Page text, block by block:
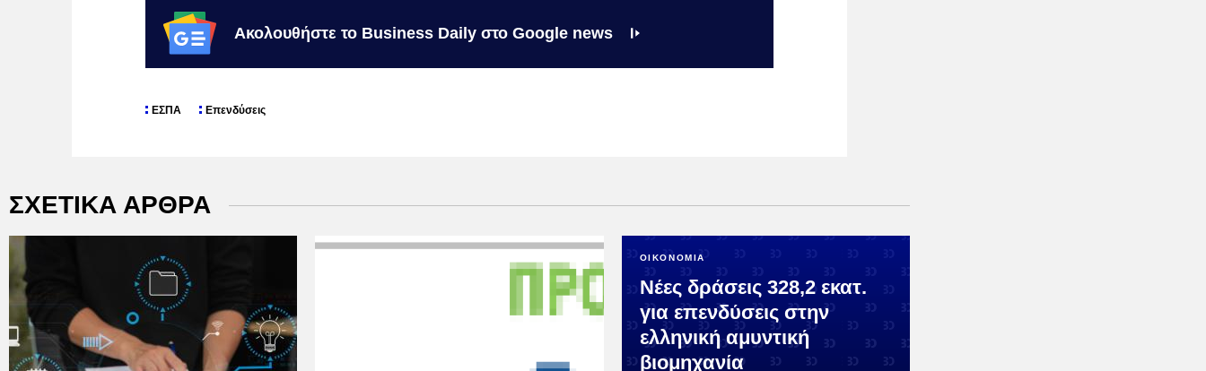
Ακολουθήστε το Business Daily στο Google news
ΕΣΠΑ Επενδύσεις
ΣΧΕΤΙΚΑ ΑΡΘΡΑ
ΟΙΚΟΝΟΜΙΑ
Νέες δράσεις 328,2 εκατ.
για επενδύσεις στην
ελληνική αμυντική
βιομηχανία